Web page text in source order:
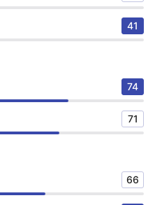
41
74
71
66